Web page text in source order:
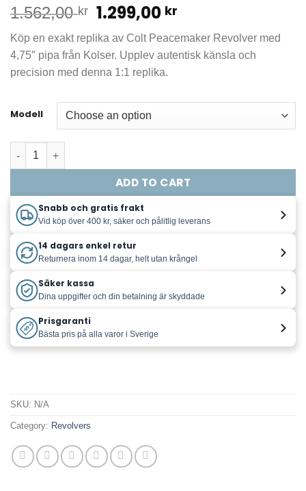
1.562,00kr Original
price
was:
1.562,00 kr.
1.299,00 kr
price
is:
1.299,00 kr.
Köp en exakt replika av Colt Peacemaker Revolver med
4,75″ pipa från Kolser. Upplev autentisk känsla och
precision med denna 1:1 replika.
Modell
Kolser - Replika - Colt Peacemaker Revolver Replika 1:1
ADD TO CART
Snabb och gratis frakt
Vid köp över 400 kr, säker och pålitlig leverans
14 dagars enkel retur
Returnera inom 14 dagar, helt utan krångel
Säker kassa
Dina uppgifter och din betalning är skyddade
Prisgaranti
Bästa pris på alla varor i Sverige
SKU: N/A
Category: Revolvers